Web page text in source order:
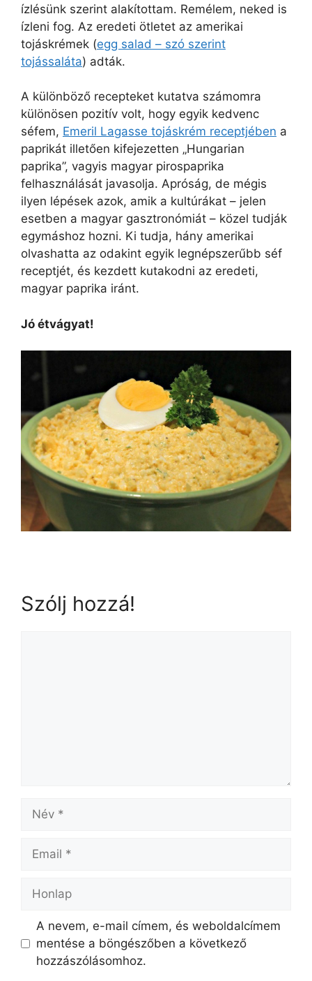
ízlésünk szerint alakítottam. Remélem, neked is
ízleni fog. Az eredeti ötletet az amerikai
tojáskrémek (egg salad – szó szerint
tojássaláta) adták.
A különböző recepteket kutatva számomra
különösen pozitív volt, hogy egyik kedvenc
séfem, Emeril Lagasse tojáskrém receptjében a
paprikát illetően kifejezetten „Hungarian
paprika”, vagyis magyar pirospaprika
felhasználását javasolja. Apróság, de mégis
ilyen lépések azok, amik a kultúrákat – jelen
esetben a magyar gasztronómiát – közel tudják
egymáshoz hozni. Ki tudja, hány amerikai
olvashatta az odakint egyik legnépszerűbb séf
receptjét, és kezdett kutakodni az eredeti,
magyar paprika iránt.
Jó étvágyat!
Szólj hozzá!
A nevem, e-mail címem, és weboldalcímem
mentése a böngészőben a következő
hozzászólásomhoz.